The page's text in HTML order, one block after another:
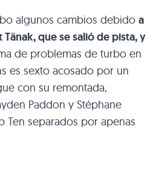
algunos cambios debido a
que se salió de pista, y
de problemas de turbo en
es sexto acosado por un
con su remontada,
Paddon y Stéphane
Ten separados por apenas